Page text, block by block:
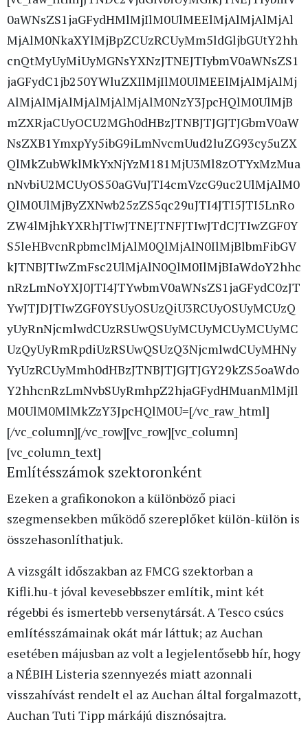
0aWNsZS1jaGFydHMlMjIlM0UlMEElMjAlMjAlMjAl
MjAlM0NkaXYlMjBpZCUzRCUyMm5ldGljbGUtY2hh
cnQtMyUyMiUyMGNsYXNzJTNEJTIybmV0aWNsZS1
jaGFydC1jb250YWluZXIlMjIlM0UlMEElMjAlMjAlMj
AlMjAlMjAlMjAlMjAlMjAlM0NzY3JpcHQlM0UlMjB
mZXRjaCUyOCU2MGh0dHBzJTNBJTJGJTJGbmV0aW
NsZXB1YmxpYy5ibG9iLmNvcmUud2luZG93cy5uZX
QlMkZubWklMkYxNjYzM181MjU3Ml8zOTYxMzMua
nNvbiU2MCUyOS50aGVuJTI4cmVzcG9uc2UlMjAlM0
QlM0UlMjByZXNwb25zZS5qc29uJTI4JTI5JTI5LnRo
ZW4lMjhkYXRhJTIwJTNEJTNFJTIwJTdCJTIwZGF0Y
S5leHBvcnRpbmclMjAlM0QlMjAlN0IlMjBlbmFibGV
kJTNBJTIwZmFsc2UlMjAlN0QlM0IlMjBIaWdoY2hhc
nRzLmNoYXJ0JTI4JTYwbmV0aWNsZS1jaGFydC0zJT
YwJTJDJTIwZGF0YSUyOSUzQiU3RCUyOSUyMCUzQ
yUyRnNjcmlwdCUzRSUwQSUyMCUyMCUyMCUyMC
UzQyUyRmRpdiUzRSUwQSUzQ3NjcmlwdCUyMHNy
YyUzRCUyMmh0dHBzJTNBJTJGJTJGY29kZS5oaWdo
Y2hhcnRzLmNvbSUyRmhpZ2hjaGFydHMuanMlMjIl
M0UlM0MlMkZzY3JpcHQlM0U=[/vc_raw_html]
[/vc_column][/vc_row][vc_row][vc_column]
[vc_column_text]
Említésszámok szektoronként
Ezeken a grafikonokon a különböző piaci
szegmensekben működő szereplőket külön-külön is
összehasonlíthatjuk.
A vizsgált időszakban az FMCG szektorban a
Kifli.hu-t jóval kevesebbszer említik, mint két
régebbi és ismertebb versenytársát. A Tesco csúcs
említésszámainak okát már láttuk; az Auchan
esetében májusban az volt a legjelentősebb hír, hogy
a NÉBIH Listeria szennyezés miatt azonnali
visszahívást rendelt el az Auchan által forgalmazott,
Auchan Tuti Tipp márkájú disznósajtra.